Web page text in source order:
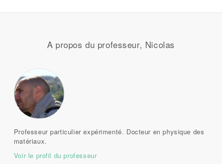
A propos du professeur, Nicolas
Professeur particulier expérimenté. Docteur en physique des
matériaux.
Voir le profil du professeur